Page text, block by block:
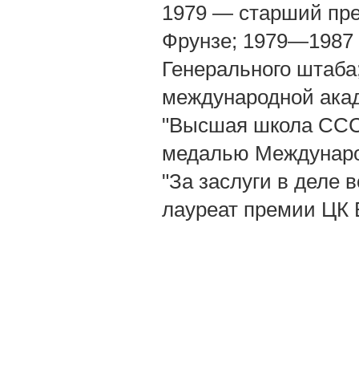
1979 — старший
Фрунзе;
Генерального
международной
"Высшая школа
медалью
"За заслуги в деле
лауреат премии